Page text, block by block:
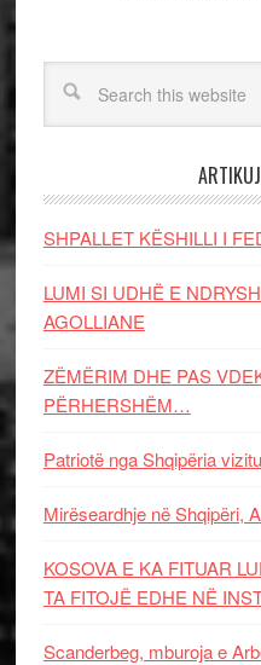
SHPALLET KËSHILLI I
LUMI SI UDHË E
AGOLLIANE
ZËMËRIM DHE PAS
PËRHERSHËM…
Patriotë nga Shqipëria
Mirëseardhje në Shqipëri,
KOSOVA E KA FITUAR
TA FITOJË EDHE NË
Scanderbeg, mburoja e